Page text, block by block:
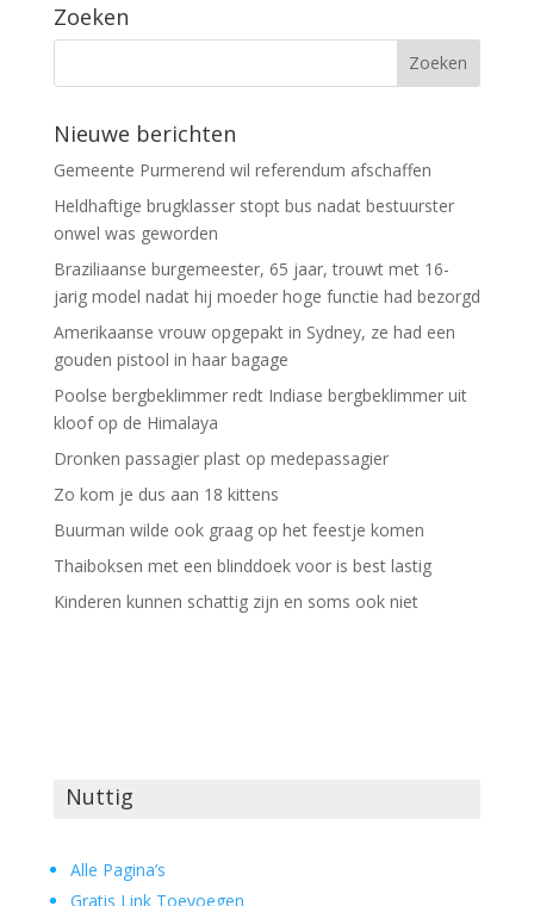
Zoeken
Nieuwe berichten
Gemeente Purmerend wil referendum afschaffen
Heldhaftige brugklasser stopt bus nadat bestuurster
onwel was geworden
Braziliaanse burgemeester, 65 jaar, trouwt met 16-
jarig model nadat hij moeder hoge functie had bezorgd
Amerikaanse vrouw opgepakt in Sydney, ze had een
gouden pistool in haar bagage
Poolse bergbeklimmer redt Indiase bergbeklimmer uit
kloof op de Himalaya
Dronken passagier plast op medepassagier
Zo kom je dus aan 18 kittens
Buurman wilde ook graag op het feestje komen
Thaiboksen met een blinddoek voor is best lastig
Kinderen kunnen schattig zijn en soms ook niet
Nuttig
Alle Pagina’s
Gratis Link Toevoegen